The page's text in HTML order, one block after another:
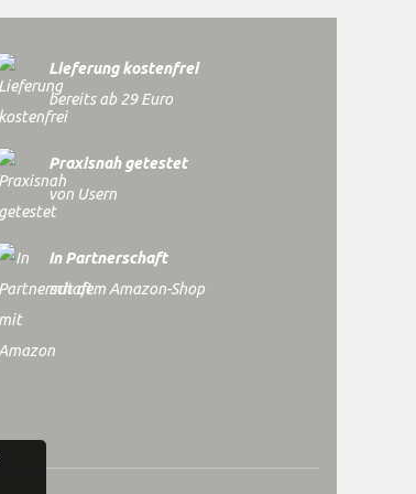
Lieferung kostenfrei
bereits ab 29 Euro
Praxisnah getestet
von Usern
In Partnerschaft
mit dem Amazon-Shop